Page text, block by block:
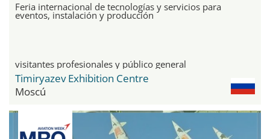
Feria internacional de tecnologías y servicios para
eventos, instalación y producción
visitantes profesionales y público general
Timiryazev Exhibition Centre
Moscú